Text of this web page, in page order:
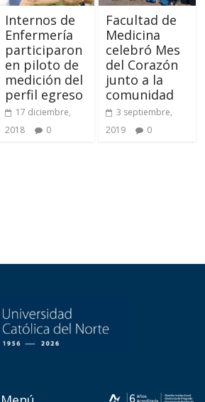
Internos de
Enfermería
participaron
en piloto de
medición del
perfil egreso
17 diciembre,
2018
0
Facultad de
Medicina
celebró Mes
del Corazón
junto a la
comunidad
3 septiembre,
2019
0